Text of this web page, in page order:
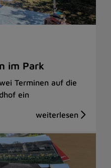
im Park
Terminen auf die
ein